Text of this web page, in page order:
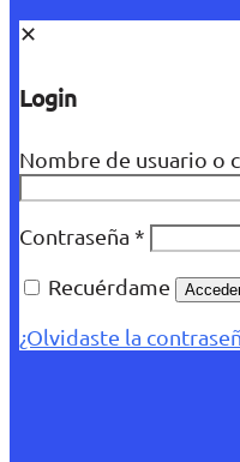
✕
Login
Nombre de usuario o
Contraseña *
Recuérdame
¿Olvidaste la